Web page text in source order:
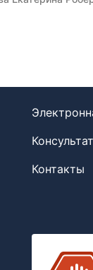
Контакты